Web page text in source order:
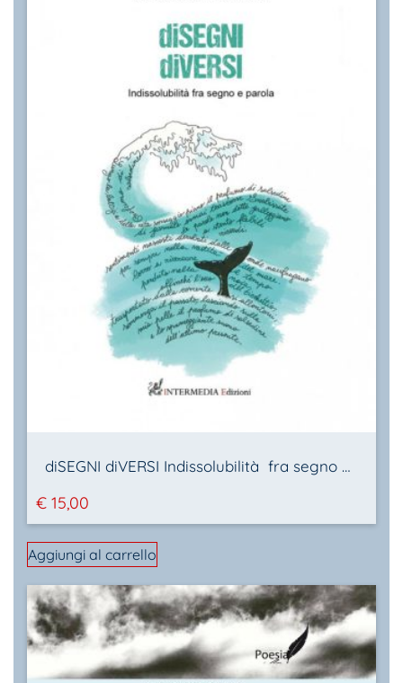
diSEGNI diVERSI Indissolubilità fra segno e parola
€ 15,00
Aggiungi al carrello